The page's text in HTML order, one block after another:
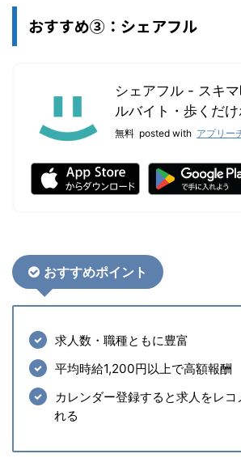
おすすめ③：シェアフル
シェアフル - スキ
ルバイト・歩くだけ
無料 posted with アプリー
おすすめポイント
求人数・職種ともに豊富
平均時給1,200円以上で高額報酬
カレンダー登録すると求人をレコ
れる